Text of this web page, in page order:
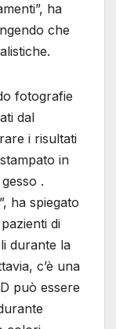
ha
che
fotografie
dal
i risultati
in
.
ha spiegato
di
durante la
c’è una
può essere